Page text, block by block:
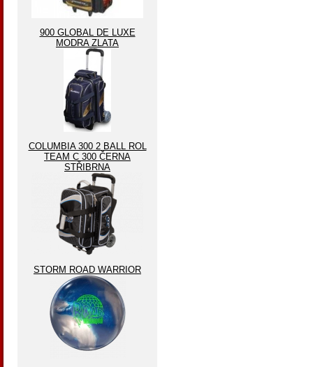
900 GLOBAL DE LUXE
MODRA ZLATA
COLUMBIA 300 2 BALL ROL
TEAM C 300 ČERNA
STŘIBRNA
STORM ROAD WARRIOR